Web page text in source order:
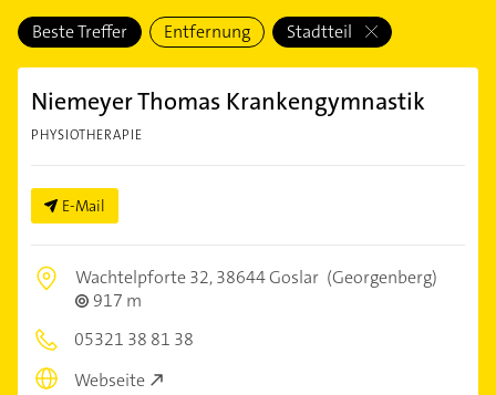
Beste Treffer Entfernung Stadtteil
Niemeyer Thomas Krankengymnastik
PHYSIOTHERAPIE
E-Mail
Wachtelpforte 32,38644 Goslar (Georgenberg)
917 m
05321 38 81 38
Webseite